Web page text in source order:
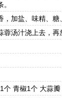
加盐、味精、糖
汁浇上去，再
青椒1个 大蒜瓣